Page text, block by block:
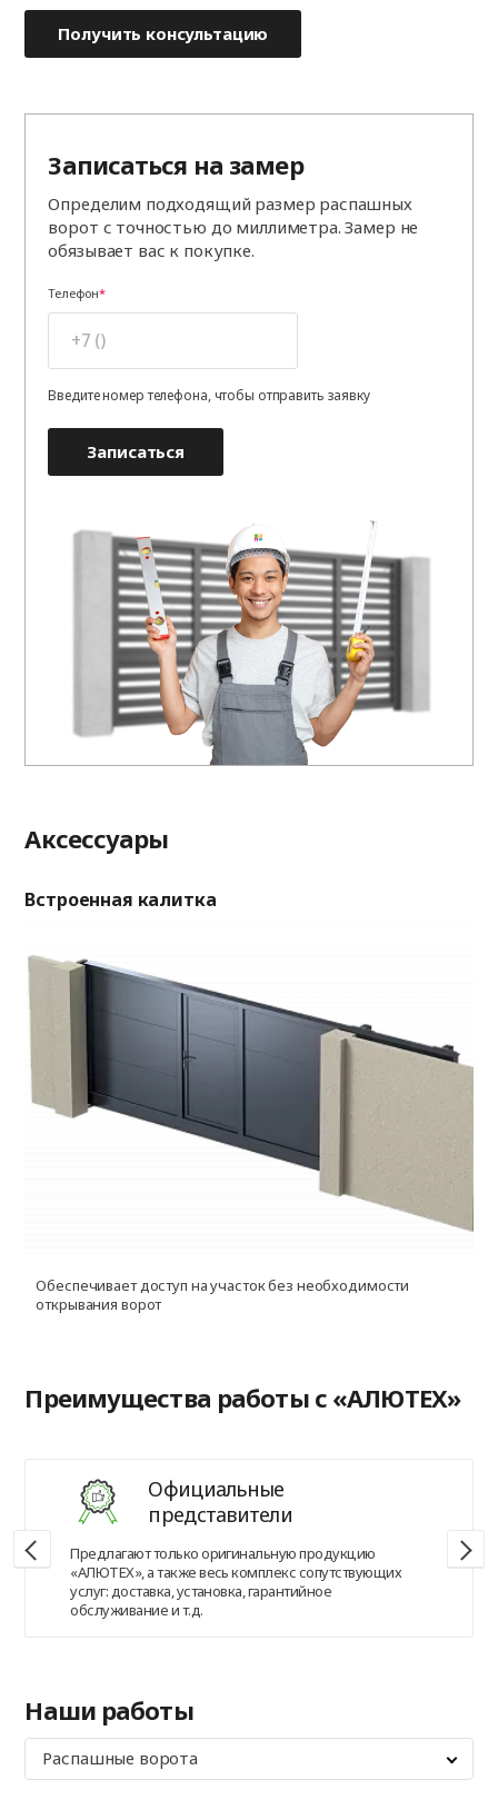
Получить консультацию
Записаться на замер
Определим подходящий размер распашных
ворот с точностью до миллиметра. Замер не
обязывает вас к покупке.
Телефон
Введите номер телефона, чтобы отправить заявку
Записаться
Аксессуары
Встроенная калитка
Обеспечивает доступ на участок без необходимости
открывания ворот
Преимущества работы с «АЛЮТЕХ»
Официальные
представители
Предлагают только оригинальную продукцию
«АЛЮТЕХ», а также весь комплекс сопутствующих
услуг: доставка, установка, гарантийное
обслуживание и т.д.
Наши работы
Распашные ворота